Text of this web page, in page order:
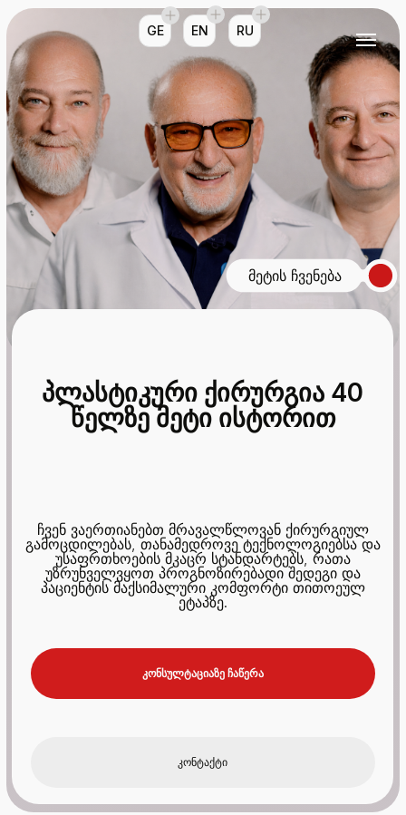
ჩვენ ვაერთიანებთ მრავალწლოვან ქირურგიულ
გამოცდილებას, თანამედროვე ტექნოლოგიებსა და
უსაფრთხოების მკაცრ სტანდარტებს, რათა
უზრუნველვყოთ პროგნოზირებადი შედეგი და
პაციენტის მაქსიმალური კომფორტი თითოეულ
ეტაპზე.
პლასტიკური ქირურგია 40
წელზე მეტი ისტორით
მეტის ჩვენება
კონსულტაციაზე ჩაწერა
კონტაქტი
GE EN RU